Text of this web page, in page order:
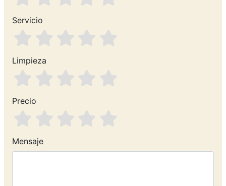
Servicio
Limpieza
Precio
Mensaje